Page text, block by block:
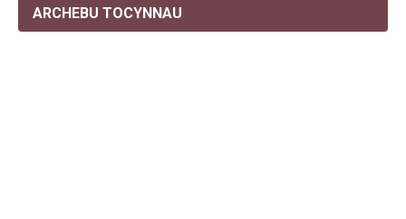
ARCHEBU TOCYNNAU